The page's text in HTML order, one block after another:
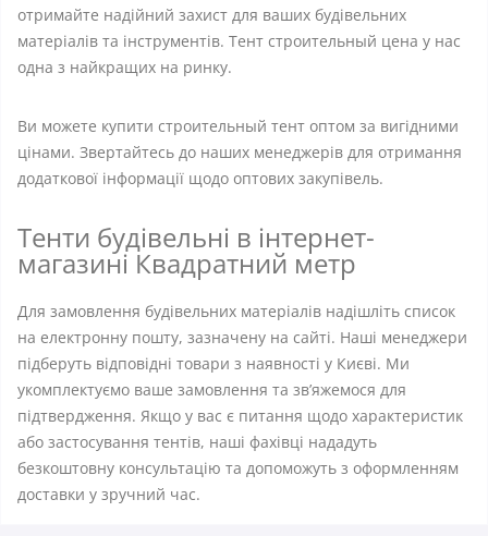
отримайте надійний захист для ваших будівельних
матеріалів та інструментів. Тент строительный цена у нас
одна з найкращих на ринку.
Ви можете купити строительный тент оптом за вигідними
цінами. Звертайтесь до наших менеджерів для отримання
додаткової інформації щодо оптових закупівель.
Тенти будівельні в інтернет-
магазині Квадратний метр
Для замовлення будівельних матеріалів надішліть список
на електронну пошту, зазначену на сайті. Наші менеджери
підберуть відповідні товари з наявності у Києві. Ми
укомплектуємо ваше замовлення та зв’яжемося для
підтвердження. Якщо у вас є питання щодо характеристик
або застосування тентів, наші фахівці нададуть
безкоштовну консультацію та допоможуть з оформленням
доставки у зручний час.